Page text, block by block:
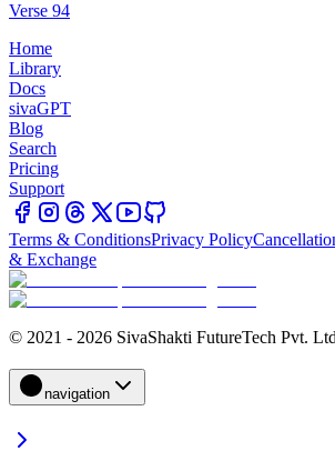
Verse 94
Home
Library
Docs
sivaGPT
Blog
Search
Pricing
Support
Terms & ConditionsPrivacy Policy
& Exchange
© 2021 - 2026 SivaShakti FutureTech Pvt.
navigation